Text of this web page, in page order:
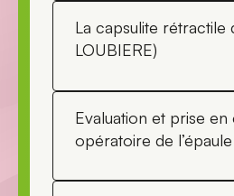
La capsulite rétractile
LOUBIERE)
Evaluation et prise
opératoire de l’épaule